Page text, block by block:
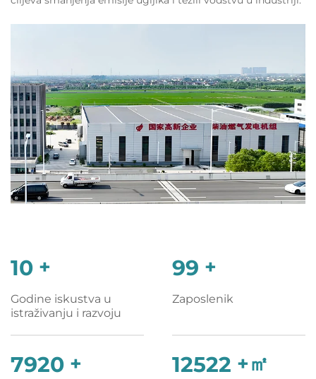
10 +
Godine iskustva u
istraživanju i razvoju
100 +
Zaposlenik
8000 + 12648 +㎡